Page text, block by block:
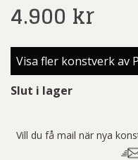
4.900 kr
Visa fler konstverk av
Slut i lager
Vill du få mail när nya